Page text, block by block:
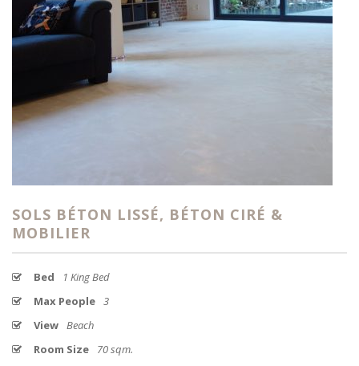
SOLS BÉTON LISSÉ, BÉTON CIRÉ &
MOBILIER
Bed
1 King Bed
Max People 3
View Beach
Room Size
70 sqm.